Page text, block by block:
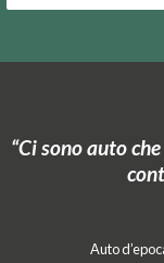
“Ci sono auto
Auto